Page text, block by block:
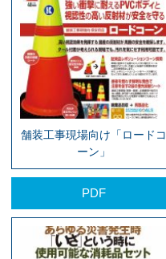
舗装工事現場向け「ロードコ
ーン」
PDF